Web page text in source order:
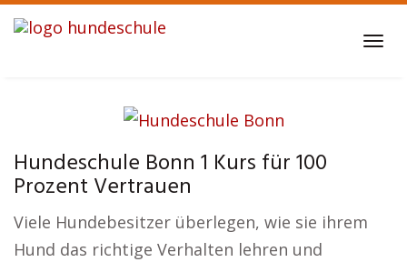
Skip
to
Hundeschule Bonn 1 Kurs für 100
Prozent Vertrauen
Viele Hundebesitzer überlegen, wie sie ihrem
Hund das richtige Verhalten lehren und